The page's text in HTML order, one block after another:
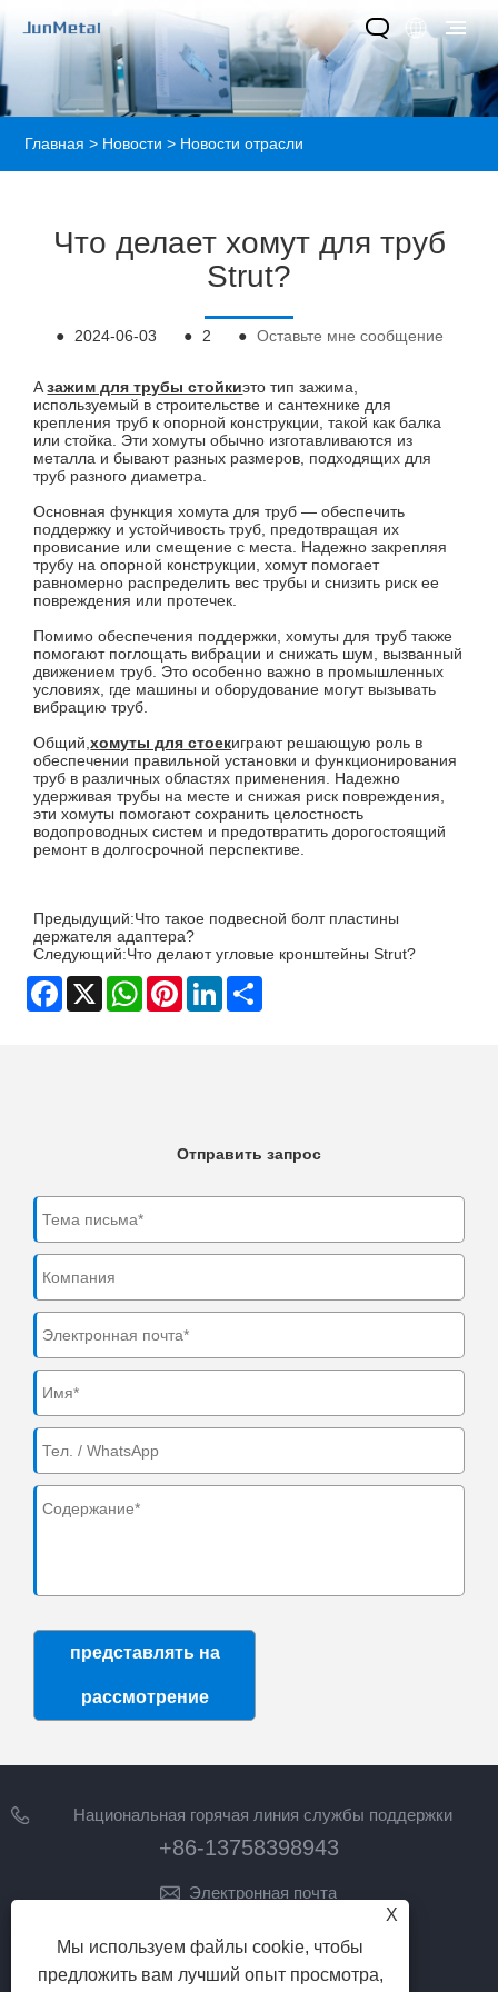
Главная > Новости > Новости отрасли
Что делает хомут для труб
Strut?
● 2024-06-03 ● 2 ● Оставьте мне сообщение
Aзажим для трубы стойкиэто тип зажима,
используемый в строительстве и сантехнике для
крепления труб к опорной конструкции, такой как балка
или стойка. Эти хомуты обычно изготавливаются из
металла и бывают разных размеров, подходящих для
труб разного диаметра.
Основная функция хомута для труб — обеспечить
поддержку и устойчивость труб, предотвращая их
провисание или смещение с места. Надежно закрепляя
трубу на опорной конструкции, хомут помогает
равномерно распределить вес трубы и снизить риск ее
повреждения или протечек.
Помимо обеспечения поддержки, хомуты для труб также
помогают поглощать вибрации и снижать шум, вызванный
движением труб. Это особенно важно в промышленных
условиях, где машины и оборудование могут вызывать
вибрацию труб.
Общий,хомуты для стоекиграют решающую роль в
обеспечении правильной установки и функционирования
труб в различных областях применения. Надежно
удерживая трубы на месте и снижая риск повреждения,
эти хомуты помогают сохранить целостность
водопроводных систем и предотвратить дорогостоящий
ремонт в долгосрочной перспективе.
Предыдущий:Что такое подвесной болт пластины
держателя адаптера?
Следующий:Что делают угловые кронштейны Strut?
Facebook
X WhatsAppPinterestLinkedIn
Отправить запрос
представлять на
рассмотрение
Национальная горячая линия службы поддержки
клиентов
+86-13758398943
Электронная почта
junmetal.hardware.ltd@gmail.com
X
Мы используем файлы cookie, чтобы
предложить вам лучший опыт просмотра,